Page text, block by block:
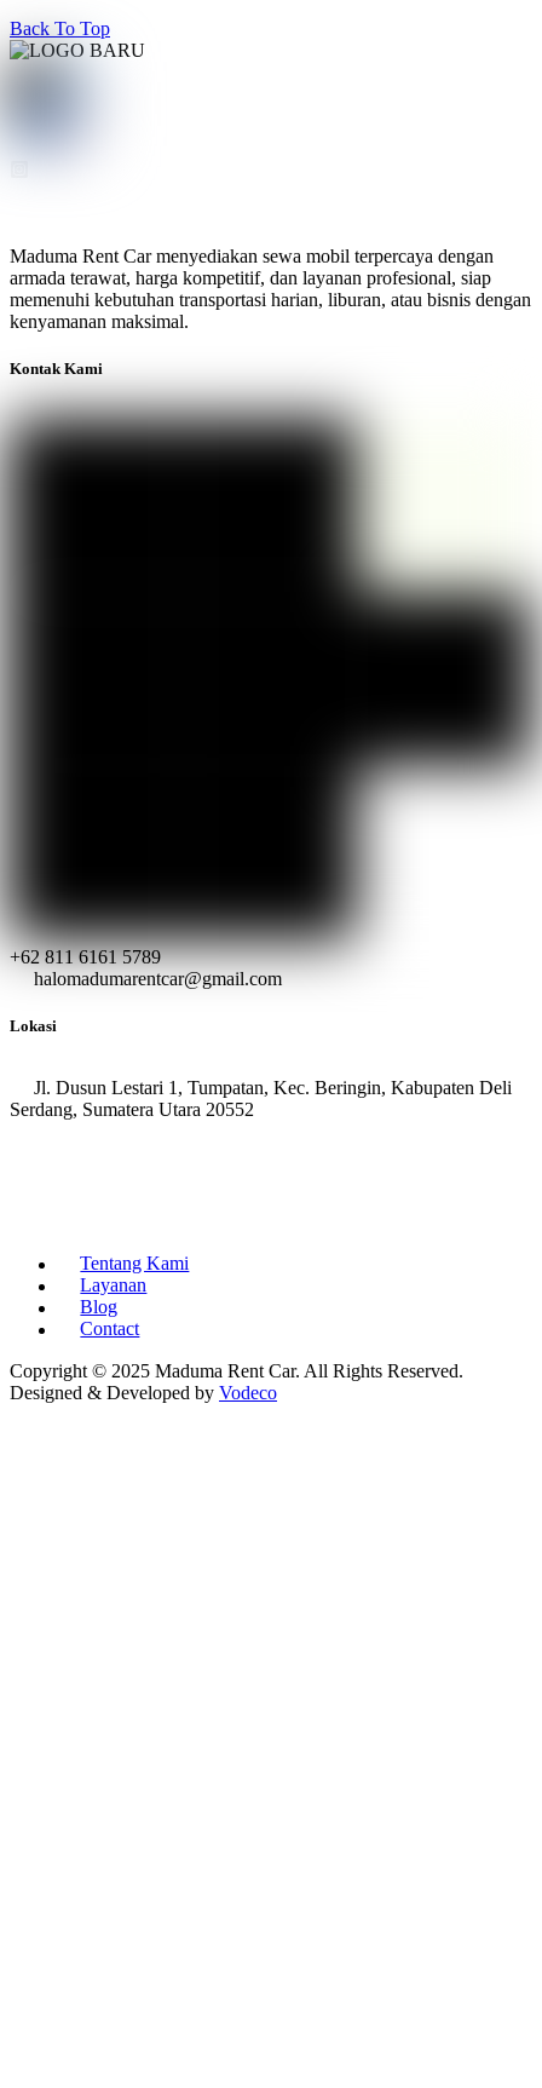
Back To Top
Maduma Rent Car menyediakan sewa mobil terpercaya dengan
armada terawat, harga kompetitif, dan layanan profesional, siap
memenuhi kebutuhan transportasi harian, liburan, atau bisnis dengan
kenyamanan maksimal.
Kontak Kami
+62 811 6161 5789
halomadumarentcar@gmail.com
Lokasi
Jl. Dusun Lestari 1, Tumpatan, Kec. Beringin, Kabupaten Deli
Serdang, Sumatera Utara 20552
Tentang Kami
Layanan
Blog
Contact
Copyright © 2025 Maduma Rent Car. All Rights Reserved.
Designed & Developed by Vodeco